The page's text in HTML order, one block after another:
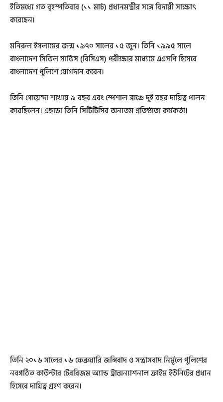
ইতিমধ্যে গত বৃহস্পতিবার (১১ মার্চ) প্রধানমন্ত্রীর সঙ্গে বিদায়ী সাক্ষাৎ
করেছেন।
মনিরুল ইসলামের জন্ম ১৯৭০ সালের ১৫ জুন। তিনি ১৯৯৫ সালে
বাংলাদেশ সিভিল সার্ভিস (বিসিএস) পরীক্ষার মাধ্যমে এএসপি হিসেবে
বাংলাদেশ পুলিশে যোগদান করেন।
তিনি গোয়েন্দা শাখায় ৯ বছর এবং স্পেশাল ব্রাঞ্চে দুই বছর দায়িত্ব পালন
করেছিলেন। এছাড়া তিনি সিটিটিসির অন্যতম প্রতিষ্ঠাতা কর্মকর্তা।
তিনি ২০১৬ সালের ১৬ ফেব্রুয়ারি জঙ্গিবাদ ও সন্ত্রাসবাদ নির্মূলে পুলিশের
নবগঠিত কাউন্টার টেররিজম অ্যান্ড ট্রান্সন্যাশনাল ক্রাইম ইউনিটের প্রধান
হিসেবে দায়িত্ব গ্রহণ করেন।